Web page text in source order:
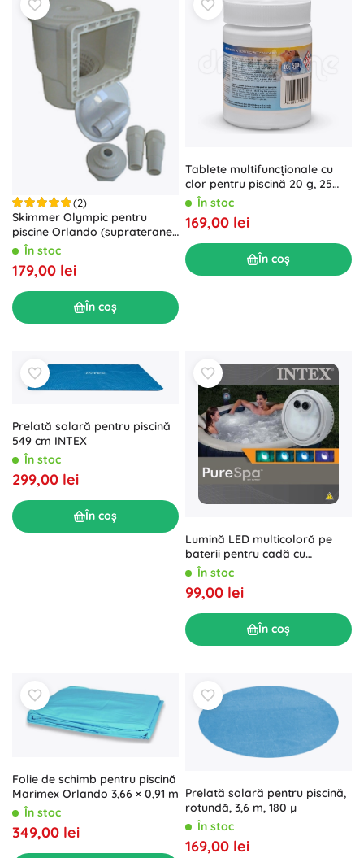
(2)
Skimmer Olympic pentru
piscine Orlando (supraterane
și îngropate)
În stoc
179,00 lei
În coș
Tablete multifuncționale cu
clor pentru piscină 20 g, 25
buc (0,5 kg)
În stoc
169,00 lei
În coș
Prelată solară pentru piscină
549 cm INTEX
În stoc
299,00 lei
În coș
Lumină LED multicoloră pe
baterii pentru cadă cu
hidromasaj
În stoc
99,00 lei
În coș
Folie de schimb pentru piscină
Marimex Orlando 3,66 × 0,91 m
În stoc
349,00 lei
Prelată solară pentru piscină,
rotundă, 3,6 m, 180 µ
În stoc
169,00 lei